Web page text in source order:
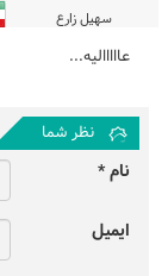
سهیل زارع
عااااالیه...
نظر شما
نام *
ایمیل